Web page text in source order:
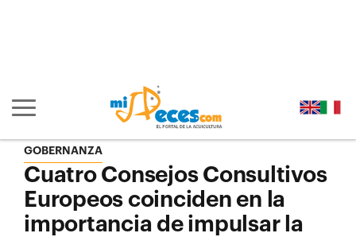
Mostrar/ocultar navegación principal
GOBERNANZA
Cuatro Consejos Consultivos
Europeos coinciden en la
importancia de impulsar la